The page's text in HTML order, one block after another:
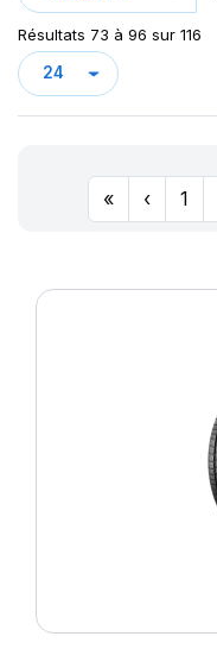
Résultats 73 à 96 sur 116
« ‹ 1